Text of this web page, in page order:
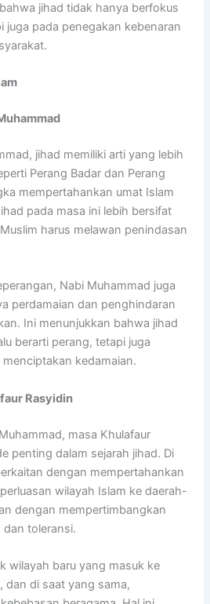
jihad tidak hanya berfokus
juga pada penegakan kebenaran
jihad memiliki arti yang lebih
Perang Badar dan Perang
mempertahankan umat Islam
pada masa ini lebih bersifat
harus melawan penindasan
Nabi Muhammad juga
perdamaian dan penghindaran
Ini menunjukkan bahwa jihad
berarti perang, tetapi juga
kedamaian.
Rasyidin
masa Khulafaur
penting dalam sejarah jihad. Di
dengan mempertahankan
wilayah Islam ke daerah-
dengan mempertimbangkan
toleransi.
wilayah baru yang masuk ke
dan di saat yang sama,